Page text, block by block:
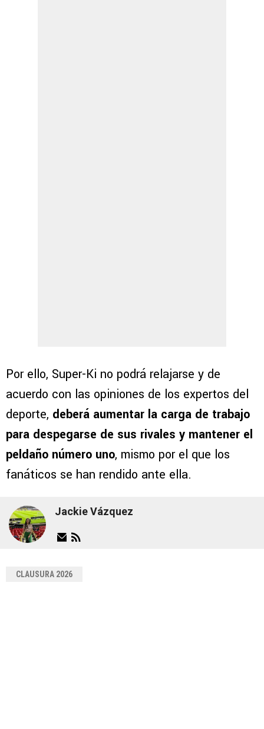
Por ello, Super-Ki no podrá relajarse y de
acuerdo con las opiniones de los expertos del
deporte, deberá aumentar la carga de trabajo
para despegarse de sus rivales y mantener el
peldaño número uno, mismo por el que los
fanáticos se han rendido ante ella.
Jackie Vázquez
CLAUSURA 2026